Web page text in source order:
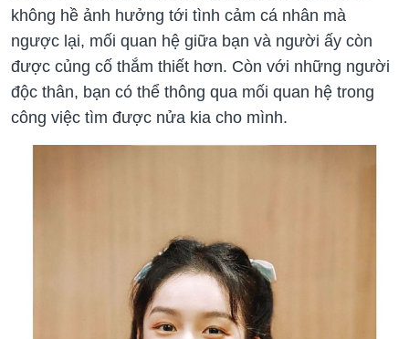
không hề ảnh hưởng tới tình cảm cá nhân mà
ngược lại, mối quan hệ giữa bạn và người ấy còn
được củng cố thắm thiết hơn. Còn với những người
độc thân, bạn có thể thông qua mối quan hệ trong
công việc tìm được nửa kia cho mình.